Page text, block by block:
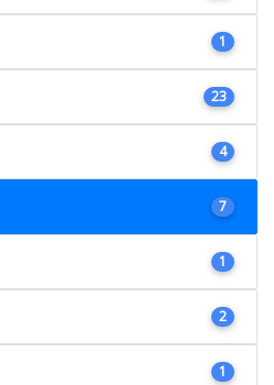
1
23
4
7
1
2
1